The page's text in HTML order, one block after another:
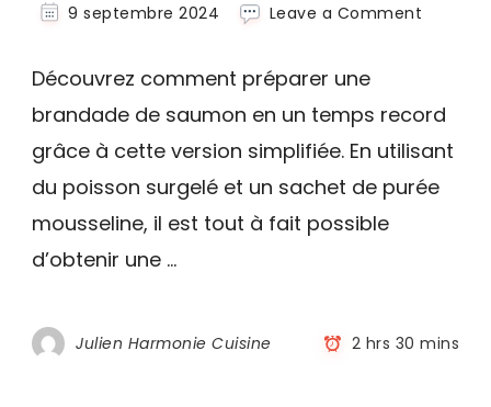
9 septembre 2024 Leave a Comment
Recette
express
Découvrez comment préparer une
brandade de saumon en un temps record
grâce à cette version simplifiée. En utilisant
du poisson surgelé et un sachet de purée
mousseline, il est tout à fait possible
d’obtenir une …
Julien Harmonie Cuisine 2 hrs 30 mins